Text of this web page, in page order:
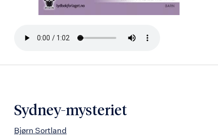
Bla
Sydney-mysteriet
Bjørn Sortland